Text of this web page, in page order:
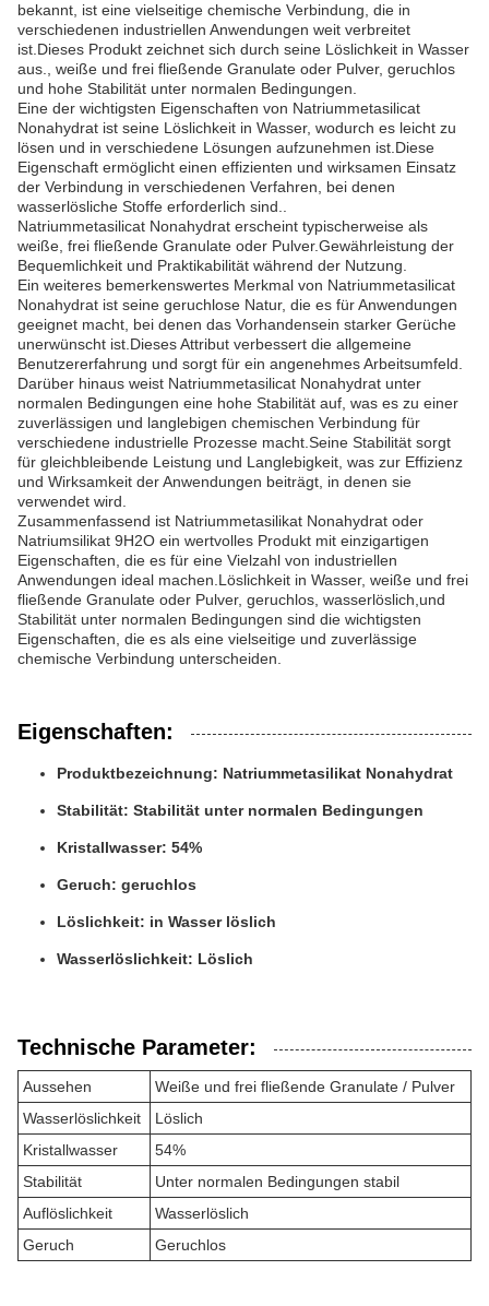
bekannt, ist eine vielseitige chemische Verbindung, die in
verschiedenen industriellen Anwendungen weit verbreitet
ist.Dieses Produkt zeichnet sich durch seine Löslichkeit in Wasser
aus., weiße und frei fließende Granulate oder Pulver, geruchlos
und hohe Stabilität unter normalen Bedingungen.
Eine der wichtigsten Eigenschaften von Natriummetasilicat
Nonahydrat ist seine Löslichkeit in Wasser, wodurch es leicht zu
lösen und in verschiedene Lösungen aufzunehmen ist.Diese
Eigenschaft ermöglicht einen effizienten und wirksamen Einsatz
der Verbindung in verschiedenen Verfahren, bei denen
wasserlösliche Stoffe erforderlich sind..
Natriummetasilicat Nonahydrat erscheint typischerweise als
weiße, frei fließende Granulate oder Pulver.Gewährleistung der
Bequemlichkeit und Praktikabilität während der Nutzung.
Ein weiteres bemerkenswertes Merkmal von Natriummetasilicat
Nonahydrat ist seine geruchlose Natur, die es für Anwendungen
geeignet macht, bei denen das Vorhandensein starker Gerüche
unerwünscht ist.Dieses Attribut verbessert die allgemeine
Benutzererfahrung und sorgt für ein angenehmes Arbeitsumfeld.
Darüber hinaus weist Natriummetasilicat Nonahydrat unter
normalen Bedingungen eine hohe Stabilität auf, was es zu einer
zuverlässigen und langlebigen chemischen Verbindung für
verschiedene industrielle Prozesse macht.Seine Stabilität sorgt
für gleichbleibende Leistung und Langlebigkeit, was zur Effizienz
und Wirksamkeit der Anwendungen beiträgt, in denen sie
verwendet wird.
Zusammenfassend ist Natriummetasilikat Nonahydrat oder
Natriumsilikat 9H2O ein wertvolles Produkt mit einzigartigen
Eigenschaften, die es für eine Vielzahl von industriellen
Anwendungen ideal machen.Löslichkeit in Wasser, weiße und frei
fließende Granulate oder Pulver, geruchlos, wasserlöslich,und
Stabilität unter normalen Bedingungen sind die wichtigsten
Eigenschaften, die es als eine vielseitige und zuverlässige
chemische Verbindung unterscheiden.
Eigenschaften:
Produktbezeichnung: Natriummetasilikat Nonahydrat
Stabilität: Stabilität unter normalen Bedingungen
Kristallwasser: 54%
Geruch: geruchlos
Löslichkeit: in Wasser löslich
Wasserlöslichkeit: Löslich
Technische Parameter:
Aussehen
Weiße und frei fließende Granulate / Pulver
Wasserlöslichkeit
Löslich
Kristallwasser
54%
Stabilität
Unter normalen Bedingungen stabil
Auflöslichkeit
Wasserlöslich
Geruch
Geruchlos